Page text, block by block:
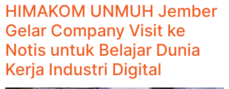
HIMAKOM UNMUH Jember
Gelar Company Visit ke
Notis untuk Belajar Dunia
Kerja Industri Digital